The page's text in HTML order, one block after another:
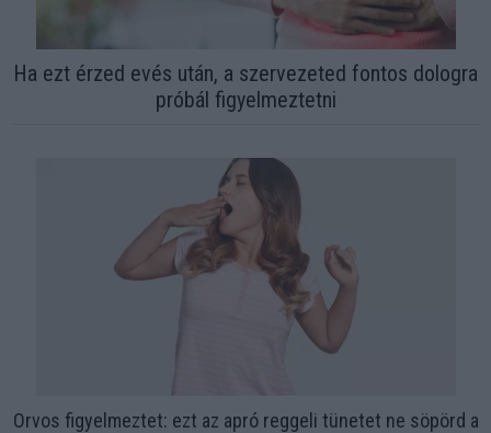
Ha ezt érzed evés után, a szervezeted fontos dologra
próbál figyelmeztetni
Orvos figyelmeztet: ezt az apró reggeli tünetet ne söpörd a